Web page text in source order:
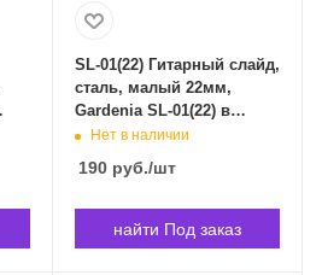
SL-01(22) Гитарный слайд,
сталь, малый 22мм,
Gardenia SL-01(22) в
Владивостоке
Нет в наличии
190руб./шт
найти Под заказ